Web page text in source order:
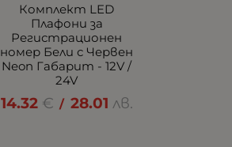
Комплект LED
Плафони за
Регистрационен
номер Бели с Червен
Neon Габарит - 12V /
24V
14.32 € / 28.01 лв.